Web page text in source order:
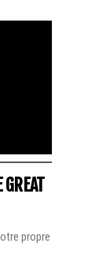
GREAT
propre